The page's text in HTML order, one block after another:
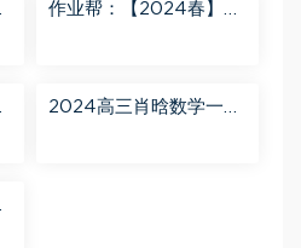
作业帮：【2024春】高
2024高三肖晗数学一轮